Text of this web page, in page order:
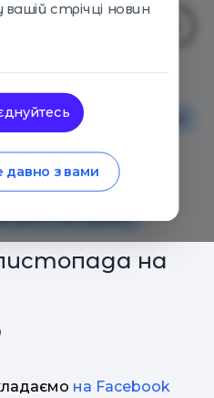
Освіта в Україні
матеріали
на
на Facebook
стрічці новин
з вами